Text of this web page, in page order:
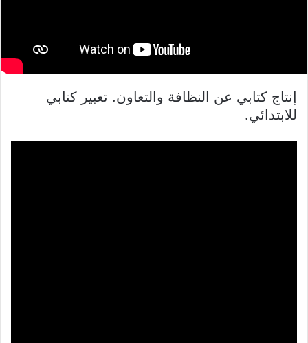
إنتاج كتابي عن النظافة والتعاون. تعبير كتابي
للابتدائي.